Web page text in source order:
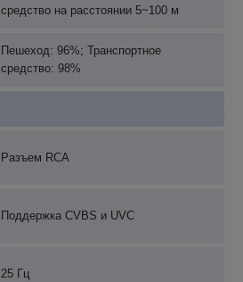
средство на расстоянии 5~100 м
Пешеход: 96%; Транспортное
средство: 98%
Разъем RCA
Поддержка CVBS и UVC
25 Гц